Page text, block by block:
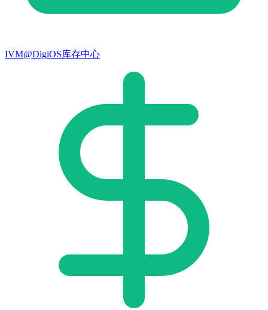
IVM@DigiOS库存中心